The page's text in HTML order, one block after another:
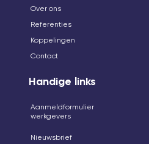
Over ons
Referenties
Koppelingen
Contact
Handige links
Aanmeldformulier
werkgevers
Nieuwsbrief